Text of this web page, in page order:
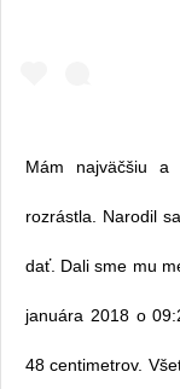
Mám najväčšiu a
rozrástla. Narodil
dať. Dali sme mu
januára 2018 o
48 centimetrov.